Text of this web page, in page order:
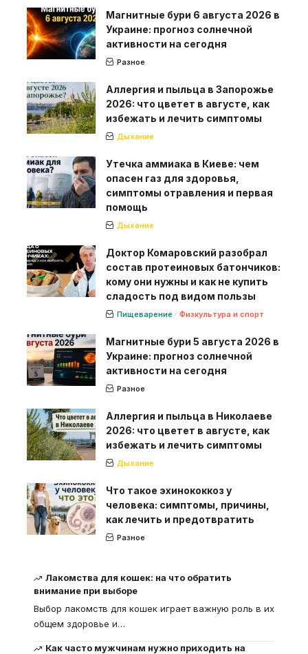
Магнитные бури 6 августа 2026 в
Украине: прогноз солнечной
активности на сегодня
Разное
Аллергия и пыльца в Запорожье
2026: что цветет в августе, как
избежать и лечить симптомы
Дыхание
Утечка аммиака в Киеве: чем
опасен газ для здоровья,
симптомы отравления и первая
помощь
Дыхание
Доктор Комаровский разобрал
состав протеиновых батончиков:
кому они нужны и как не купить
сладость под видом пользы
Пищеварение Физкультура и спорт
Магнитные бури 5 августа 2026 в
Украине: прогноз солнечной
активности на сегодня
Разное
Аллергия и пыльца в Николаеве
2026: что цветет в августе, как
избежать и лечить симптомы
Дыхание
Что такое эхинококкоз у
человека: симптомы, причины,
как лечить и предотвратить
Разное
Лакомства для кошек: на что обратить
внимание при выборе
Выбор лакомств для кошек играет важную роль в их
общем здоровье и…
Как часто мужчинам нужно приходить на